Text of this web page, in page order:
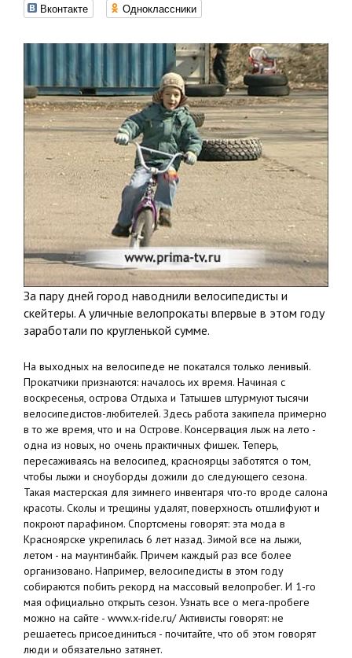
Вконтакте Одноклассники
За пару дней город наводнили велосипедисты и
скейтеры. А уличные велопрокаты впервые в этом году
заработали по кругленькой сумме.
На выходных на велосипеде не покатался только ленивый.
Прокатчики признаются: началось их время. Начиная с
воскресенья, острова Отдыха и Татышев штурмуют тысячи
велосипедистов-любителей. Здесь работа закипела примерно
в то же время, что и на Острове. Консервация лыж на лето -
одна из новых, но очень практичных фишек. Теперь,
пересаживаясь на велосипед, красноярцы заботятся о том,
чтобы лыжи и сноуборды дожили до следующего сезона.
Такая мастерская для зимнего инвентаря что-то вроде салона
красоты. Сколы и трещины удалят, поверхность отшлифуют и
покроют парафином. Спортсмены говорят: эта мода в
Красноярске укрепилась 6 лет назад. Зимой все на лыжи,
летом - на маунтинбайк. Причем каждый раз все более
организовано. Например, велосипедисты в этом году
собираются побить рекорд на массовый велопробег. И 1-го
мая официально открыть сезон. Узнать все о мега-пробеге
можно на сайте - www.x-ride.ru/ Активисты говорят: не
решаетесь присоединиться - почитайте, что об этом говорят
люди и обязательно затянет.